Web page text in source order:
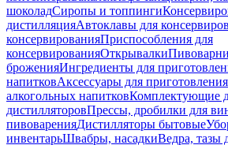
шоколадСиропы и топпинги
дистилляцияАвтоклавы для
консервированияПриспособления для
консервированияОткрывалкиПивоварни
броженияИнгредиенты для
напитковАксессуары для
алкогольных напитковКомплектующие
дистилляторовПрессы, дробилки для
пивоваренияДистилляторы бытовые
инвентарьШвабры, насадкиВедра, тазы